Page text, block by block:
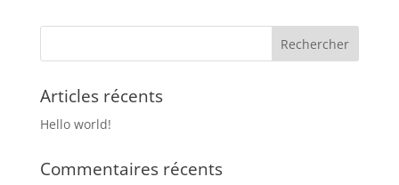
Articles récents
Hello world!
Commentaires récents